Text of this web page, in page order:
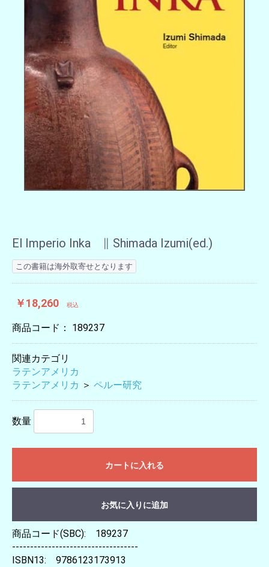
El Imperio Inka ∥ Shimada Izumi(ed.)
この書籍は海外取寄せとなります
￥18,260 税込
商品コード： 189237
関連カテゴリ
ラテンアメリカ
ラテンアメリカ ＞ ペルー研究
数量
カートに入れる
お気に入りに追加
商品コード(SBC): 189237
-----------------------------------
ISBN13: 9786123173913